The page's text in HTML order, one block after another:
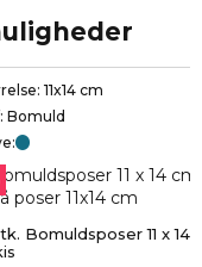
11x14 cm
Bomuld
Bomuldsposer 11 x 14